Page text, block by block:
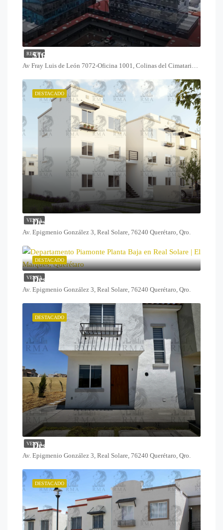
RENTA
$16,800
Av Fray Luis de León 7072-Oficina 1001, Colinas del Cimatario, 76090 Santiago de Querétaro, Qro.
VENTA
DESTACADO
Desde $1,099,000
Av. Epigmenio González 3, Real Solare, 76240 Querétaro, Qro.
VENTA
DESTACADO
Desde $1,259,000
Av. Epigmenio González 3, Real Solare, 76240 Querétaro, Qro.
VENTA
DESTACADO
Desde $1,825,000
Av. Epigmenio González 3, Real Solare, 76240 Querétaro, Qro.
DESTACADO